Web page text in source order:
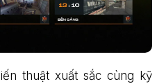
thuật xuất sắc cùng kỹ